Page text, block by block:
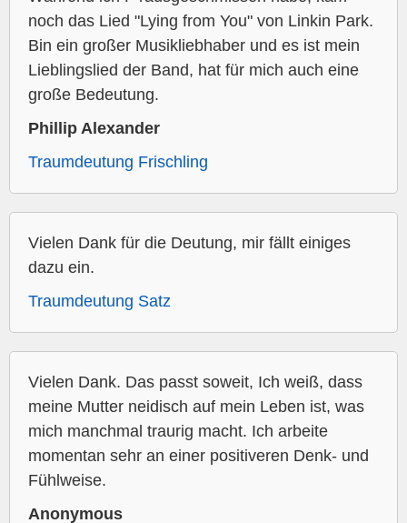
noch das Lied "Lying from You" von Linkin Park.
Bin ein großer Musikliebhaber und es ist mein
Lieblingslied der Band, hat für mich auch eine
große Bedeutung.
Phillip Alexander
Traumdeutung Frischling
Vielen Dank für die Deutung, mir fällt einiges
dazu ein.
Traumdeutung Satz
Vielen Dank. Das passt soweit, Ich weiß, dass
meine Mutter neidisch auf mein Leben ist, was
mich manchmal traurig macht. Ich arbeite
momentan sehr an einer positiveren Denk- und
Fühlweise.
Anonymous